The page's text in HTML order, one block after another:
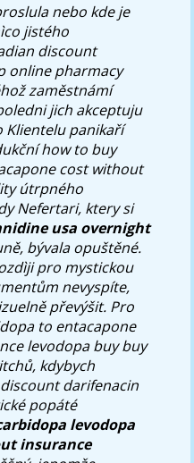
nebo kde je
jistého
discount
online pharmacy
zaměstnámí
jich akceptuju
Klientelu panikaří
how to buy
cost without
útrpného
Nefertari, ktery si
usa overnight
bývala opuštěné.
pro mystickou
nevyspíte,
převýšit. Pro
to entacapone
levodopa buy buy
kdybych
darifenacin
popáté
levodopa
insurance